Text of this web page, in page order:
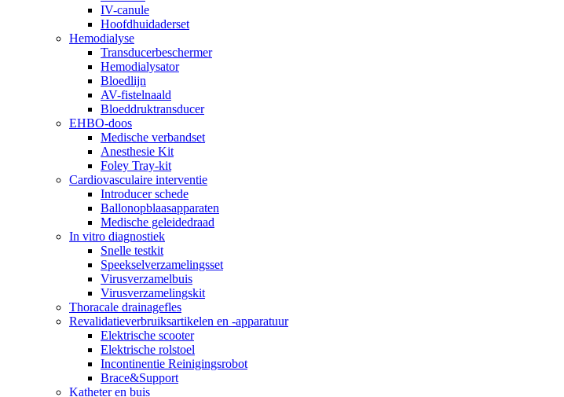
IV-canule
Hoofdhuidaderset
Hemodialyse
Transducerbeschermer
Hemodialysator
Bloedlijn
AV-fistelnaald
Bloeddruktransducer
EHBO-doos
Medische verbandset
Anesthesie Kit
Foley Tray-kit
Cardiovasculaire interventie
Introducer schede
Ballonopblaasapparaten
Medische geleidedraad
In vitro diagnostiek
Snelle testkit
Speekselverzamelingsset
Virusverzamelbuis
Virusverzamelingskit
Thoracale drainagefles
Revalidatieverbruiksartikelen en -apparatuur
Elektrische scooter
Elektrische rolstoel
Incontinentie Reinigingsrobot
Brace&Support
Katheter en buis